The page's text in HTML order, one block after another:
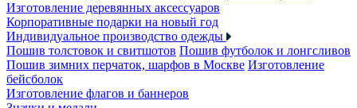
Изготовление деревянных аксессуаров
Корпоративные подарки на новый год
Индивидуальное производство одежды
Пошив толстовок и свитшотов Пошив футболок и лонгсливов
Пошив зимних перчаток, шарфов в Москве Изготовление
бейсболок
Изготовление флагов и баннеров